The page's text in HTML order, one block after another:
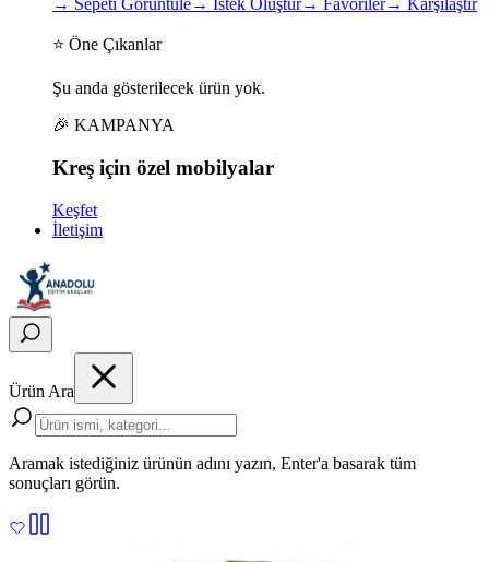
→ Sepeti Görüntüle→ İstek Oluştur→ Favoriler→ Karşılaştır
⭐ Öne Çıkanlar
Şu anda gösterilecek ürün yok.
🎉 KAMPANYA
Kreş için özel mobilyalar
Keşfet
İletişim
Ürün Ara
Aramak istediğiniz ürünün adını yazın, Enter'a basarak tüm
sonuçları görün.